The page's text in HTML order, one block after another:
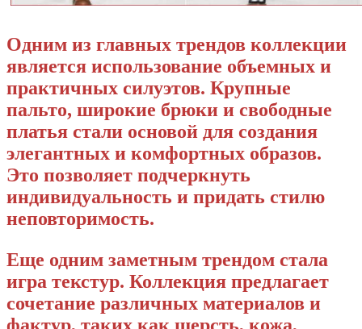
Одним из главных трендов коллекции
является использование объемных и
практичных силуэтов. Крупные
пальто, широкие брюки и свободные
платья стали основой для создания
элегантных и комфортных образов.
Это позволяет подчеркнуть
индивидуальность и придать стилю
неповторимость.
Еще одним заметным трендом стала
игра текстур. Коллекция предлагает
сочетание различных материалов и